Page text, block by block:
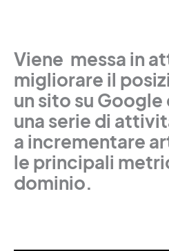
Viene messa in
migliorare il
un sito su Google
una serie di
a incrementare
le principali
dominio.